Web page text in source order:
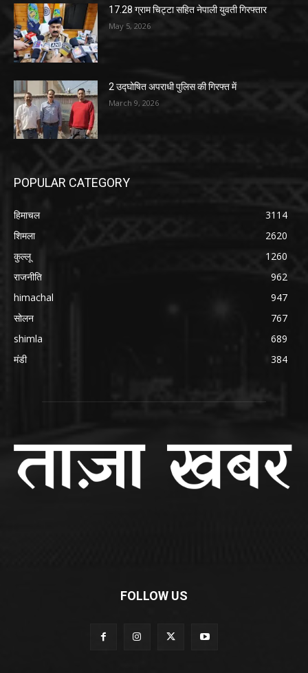
17.28 ग्राम चिट्टा सहित नेपाली युवती गिरफ्तार
May 5, 2026
2 उद्घोषित अपराधी पुलिस की गिरफ्त में
March 9, 2026
POPULAR CATEGORY
हिमाचल
3114
शिमला
2620
कुल्लू
1260
राजनीति
962
himachal
947
सोलन
767
shimla
689
मंडी
384
FOLLOW US